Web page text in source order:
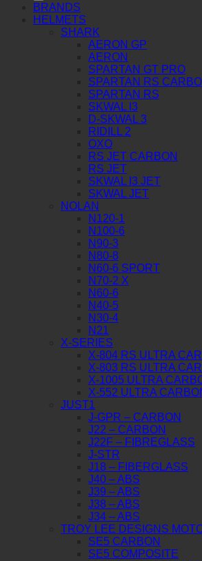
BRANDS
HELMETS
SHARK
AERON GP
AERON
SPARTAN GT PRO
SPARTAN RS
SPARTAN RS
SKWAL I3
D-SKWAL 3
RIDILL 2
OXO
RS JET CARBON
RS JET
SKWAL I3 JET
SKWAL JET
NOLAN
N120-1
N100-6
N90-3
N80-8
N60-6 SPORT
N70-2 X
N60-6
N40-5
N30-4
N21
X-SERIES
X-804 RS ULTRA
X-803 RS ULTRA
X-1005 ULTRA
X-552 ULTRA
JUST1
J-GPR – CARBON
J22 – CARBON
J22F – FIBREGLASS
J-STR
J18 – FIBERGLASS
J40 – ABS
J39 – ABS
J38 – ABS
J34 – ABS
TROY LEE DESIGNS
SE5 CARBON
SE5 COMPOSITE